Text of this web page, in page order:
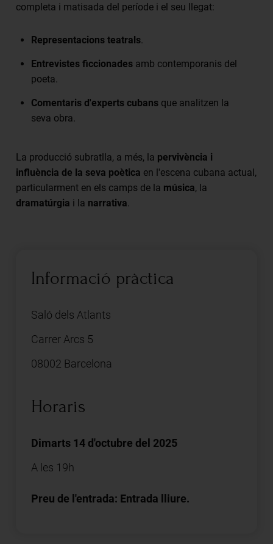
completa i matisada del període i el seu llegat:
Representacions teatrals.
Entrevistes ficcionades amb contemporanis del
poeta.
Comentaris d'experts cubans que analitzen la
seva obra.
La producció subratlla, a més, la pervivència i
influència de la seva poètica en l'escena cubana actual,
particularment en els camps de la música, la
dramatúrgia i la narrativa.
Informació pràctica
Saló dels Atlants
Carrer Arcs 5
08002 Barcelona
Horaris
Dimarts 14 d'octubre del 2025
A les 19h
Preu de l'entrada: Entrada lliure.